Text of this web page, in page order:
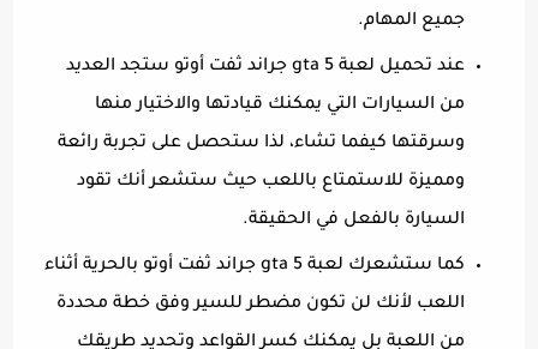
جميع المهام.
عند تحميل لعبة gta 5 جراند ثفت أوتو ستجد العديد
من السيارات التي يمكنك قيادتها والاختيار منها
وسرقتها كيفما تشاء، لذا ستحصل على تجربة رائعة
ومميزة للاستمتاع باللعب حيث ستشعر أنك تقود
السيارة بالفعل في الحقيقة.
كما ستشعرك لعبة gta 5 جراند ثفت أوتو بالحرية أثناء
اللعب لأنك لن تكون مضطر للسير وفق خطة محددة
من اللعبة بل يمكنك كسر القواعد وتحديد طريقك